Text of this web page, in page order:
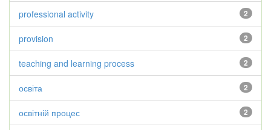
2
professional activity
2
provision
2
teaching and learning process
2
освіта
2
освітній процес